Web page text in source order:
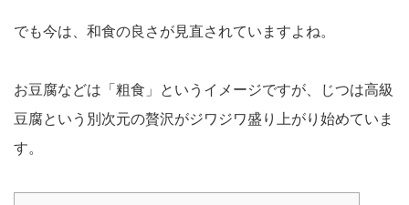
でも今は、和食の良さが見直されていますよね。
お豆腐などは「粗食」というイメージですが、じつは高級
豆腐という別次元の贅沢がジワジワ盛り上がり始めていま
す。